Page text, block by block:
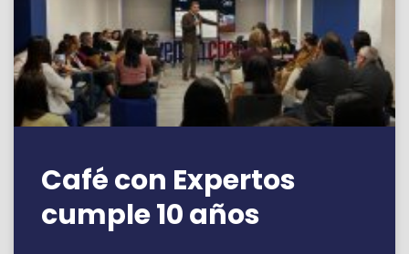
Café con Expertos
cumple 10 años